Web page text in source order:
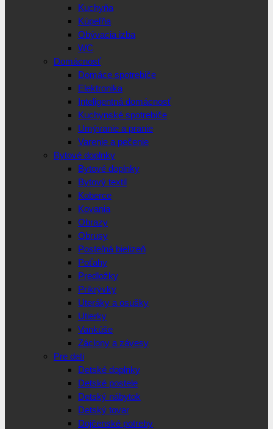
Kuchyňa
Kúpeľňa
Obývacia izba
WC
Domácnosť
Domáce spotrebiče
Elektronika
Inteligentná domácnosť
Kuchynské spotrebiče
Umývanie a pranie
Varenie a pečenie
Bytové doplnky
Bytové doplnky
Bytový textil
Koberce
Kovania
Obrazy
Obrusy
Posteľná bielizeň
Poťahy
Predložky
Prikrývky
Uteráky a osušky
Utierky
Vankúše
Záclony a závesy
Pre deti
Detské doplnky
Detské postele
Detský nábytok
Detský tovar
Dojčenské potreby